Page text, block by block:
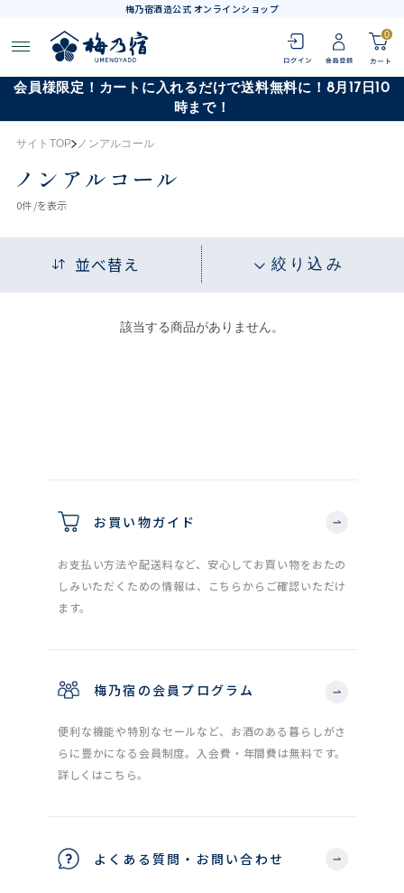
梅乃宿酒造公式 オンラインショップ
0
会員様限定！カートに入れるだけで送料無料に！8月17日10
時まで！
サイトTOP ノンアルコール
ノンアルコール
0件 /を表示
並べ替え 絞り込み
該当する商品がありません。
お買い物ガイド
お支払い方法や配送料など、安心してお買い物をおたの
しみいただくための情報は、こちらからご確認いただけ
ます。
梅乃宿の会員プログラム
便利な機能や特別なセールなど、お酒のある暮らしがさ
らに豊かになる会員制度。入会費・年間費は無料です。
詳しくはこちら。
よくある質問・お問い合わせ